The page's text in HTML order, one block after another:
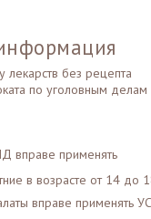
лекарств без рецепта
по уголовным делам
вправе применять
в возрасте от 14 до
вправе применять